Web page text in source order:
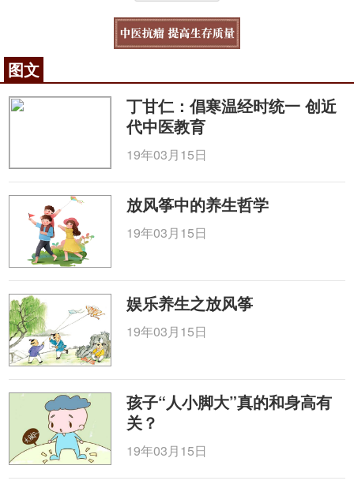
图文
丁甘仁：倡寒温经时统一 创近
代中医教育
19年03月15日
放风筝中的养生哲学
19年03月15日
娱乐养生之放风筝
19年03月15日
孩子“人小脚大”真的和身高有
关？
19年03月15日